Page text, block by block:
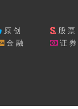
原 创
股 票
金 融
证 券